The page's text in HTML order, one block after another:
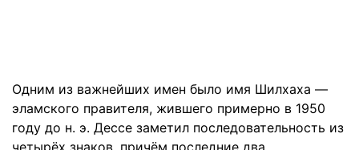
Одним из важнейших имен было имя Шилхаха —
эламского правителя, жившего примерно в 1950
году до н. э. Дессе заметил последовательность из
четырёх знаков, причём последние два